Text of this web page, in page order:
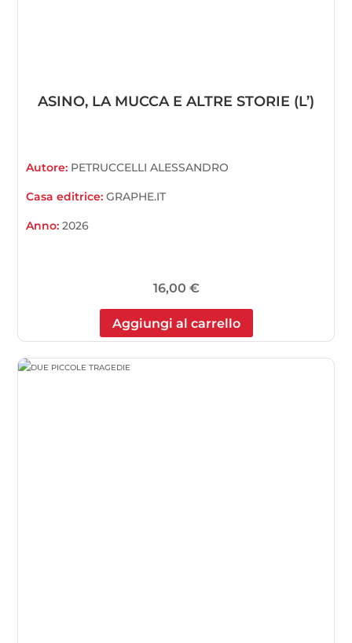
ASINO, LA MUCCA E ALTRE STORIE (L’)
Autore: PETRUCCELLI ALESSANDRO
Casa editrice:GRAPHE.IT
Anno:2026
16,00 €
Aggiungi al carrello